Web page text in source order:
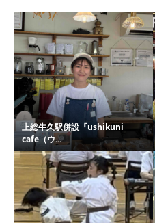
上総牛久駅併設『ushikuni
cafe（ウ...